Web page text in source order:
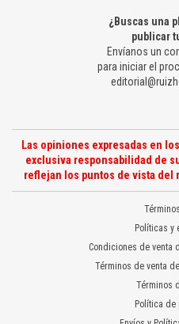
¿Buscas una
publicar
Envíanos un
para iniciar el
Las opiniones expresadas en
exclusiva responsabilidad de
reflejan los puntos de vista del
Políticas y
Condiciones de venta
Términos de venta
Términos
Política de